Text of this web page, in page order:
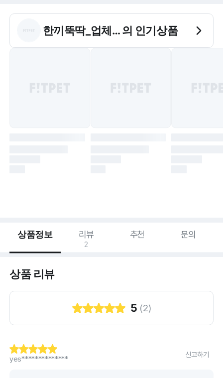
한끼뚝딱_업체배송의 인기상품
상품정보 리뷰
2
추천 문의
상품 리뷰
5 (2)
yes**************
신고하기